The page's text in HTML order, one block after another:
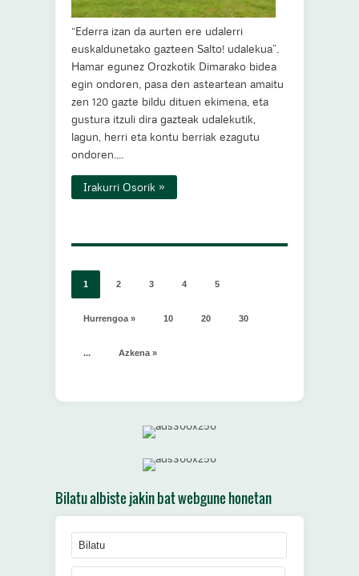
“Ederra izan da aurten ere udalerri
euskaldunetako gazteen Salto! udalekua”.
Hamar egunez Orozkotik Dimarako bidea
egin ondoren, pasa den asteartean amaitu
zen 120 gazte bildu dituen ekimena, eta
gustura itzuli dira gazteak udalekutik,
lagun, herri eta kontu berriak ezagutu
ondoren....
Irakurri Osorik »
1 2 3 4 5
Hurrengoa » 10 20 30
... Azkena »
Bilatu albiste jakin bat webgune honetan